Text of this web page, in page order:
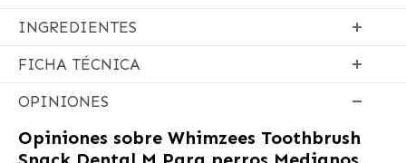
INGREDIENTES
FICHA TÉCNICA
OPINIONES
Opiniones sobre Whimzees Toothbrush